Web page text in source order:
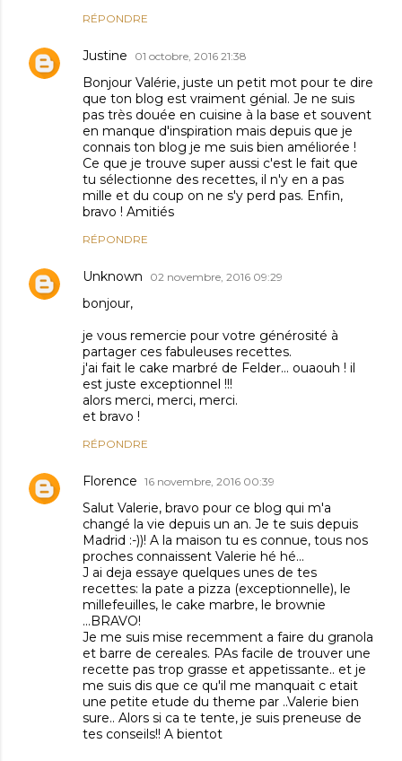
RÉPONDRE
Justine 01 octobre, 2016 21:38
Bonjour Valérie, juste un petit mot pour te dire
que ton blog est vraiment génial. Je ne suis
pas très douée en cuisine à la base et souvent
en manque d'inspiration mais depuis que je
connais ton blog je me suis bien améliorée !
Ce que je trouve super aussi c'est le fait que
tu sélectionne des recettes, il n'y en a pas
mille et du coup on ne s'y perd pas. Enfin,
bravo ! Amitiés
RÉPONDRE
Unknown 02 novembre, 2016 09:29
bonjour,
je vous remercie pour votre générosité à
partager ces fabuleuses recettes.
j'ai fait le cake marbré de Felder... ouaouh ! il
est juste exceptionnel !!!
alors merci, merci, merci.
et bravo !
RÉPONDRE
Florence 16 novembre, 2016 00:39
Salut Valerie, bravo pour ce blog qui m'a
changé la vie depuis un an. Je te suis depuis
Madrid :-))! A la maison tu es connue, tous nos
proches connaissent Valerie hé hé...
J ai deja essaye quelques unes de tes
recettes: la pate a pizza (exceptionnelle), le
millefeuilles, le cake marbre, le brownie
...BRAVO!
Je me suis mise recemment a faire du granola
et barre de cereales. PAs facile de trouver une
recette pas trop grasse et appetissante.. et je
me suis dis que ce qu'il me manquait c etait
une petite etude du theme par ..Valerie bien
sure.. Alors si ca te tente, je suis preneuse de
tes conseils!! A bientot